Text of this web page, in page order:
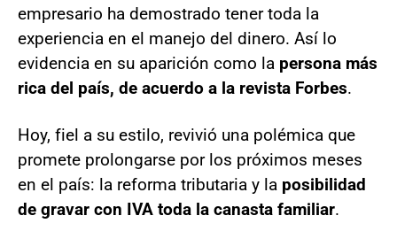
empresario ha demostrado tener toda la
experiencia en el manejo del dinero. Así lo
evidencia en su aparición como la persona más
rica del país, de acuerdo a la revista Forbes.
Hoy, fiel a su estilo, revivió una polémica que
promete prolongarse por los próximos meses
en el país: la reforma tributaria y la posibilidad
de gravar con IVA toda la canasta familiar.